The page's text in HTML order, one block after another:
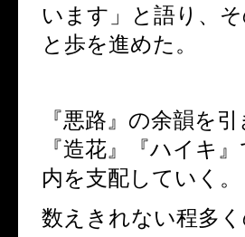
います」と語り、
と歩を進めた。
『悪路』の余韻を
『造花』『ハイキ
内を支配していく。
数えきれない程多